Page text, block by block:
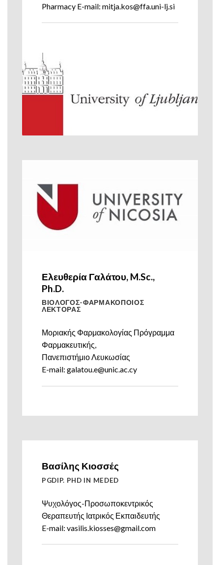
Pharmacy E-mail: mitja.kos@ffa.uni-lj.si
Ελευθερία Γαλάτου, M.Sc.,
Ph.D.
ΒΙΟΛΟΓΟΣ-ΦΑΡΜΑΚΟΠΟΙΟΣ
ΛΕΚΤΟΡΑΣ
Μοριακής Φαρμακολογίας Πρόγραμμα
Φαρμακευτικής,
Πανεπιστήμιο Λευκωσίας
E-mail: galatou.e@unic.ac.cy
Βασίλης Κιοσσές
PGDIP. PHD IN MEDED
Ψυχολόγος-Προσωποκεντρικός
Θεραπευτής Ιατρικός Εκπαιδευτής
E-mail: vasilis.kiosses@gmail.com